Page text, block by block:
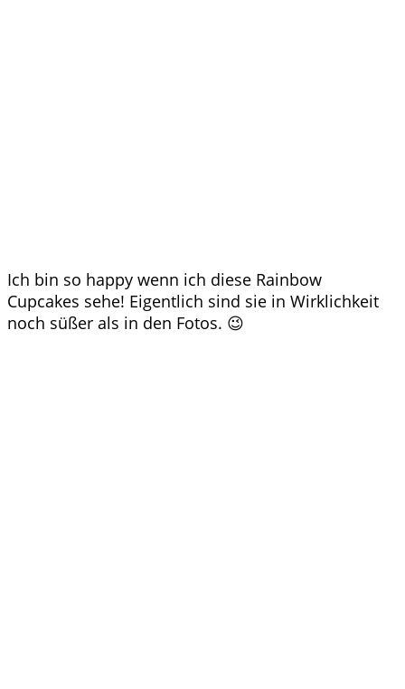
Ich bin so happy wenn ich diese Rainbow
Cupcakes sehe! Eigentlich sind sie in Wirklichkeit
noch süßer als in den Fotos. 😉